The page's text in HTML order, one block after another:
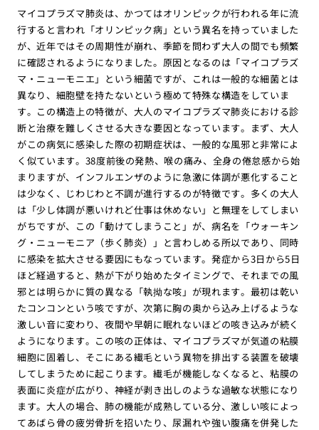
マイコプラズマ肺炎は、かつてはオリンピックが行われる年に流
行すると言われ「オリンピック病」という異名を持っていました
が、近年ではその周期性が崩れ、季節を問わず大人の間でも頻繁
に確認されるようになりました。原因となるのは「マイコプラズ
マ・ニューモニエ」という細菌ですが、これは一般的な細菌とは
異なり、細胞壁を持たないという極めて特殊な構造をしていま
す。この構造上の特徴が、大人のマイコプラズマ肺炎における診
断と治療を難しくさせる大きな要因となっています。まず、大人
がこの病気に感染した際の初期症状は、一般的な風邪と非常によ
く似ています。38度前後の発熱、喉の痛み、全身の倦怠感から始
まりますが、インフルエンザのように急激に体調が悪化すること
は少なく、じわじわと不調が進行するのが特徴です。多くの大人
は「少し体調が悪いけれど仕事は休めない」と無理をしてしまい
がちですが、この「動けてしまうこと」が、病名を「ウォーキン
グ・ニューモニア（歩く肺炎）」と言わしめる所以であり、同時
に感染を拡大させる要因にもなっています。発症から3日から5日
ほど経過すると、熱が下がり始めたタイミングで、それまでの風
邪とは明らかに質の異なる「執拗な咳」が現れます。最初は乾い
たコンコンという咳ですが、次第に胸の奥から込み上げるような
激しい音に変わり、夜間や早朝に眠れないほどの咳き込みが続く
ようになります。この咳の正体は、マイコプラズマが気道の粘膜
細胞に固着し、そこにある繊毛という異物を排出する装置を破壊
してしまうために起こります。繊毛が機能しなくなると、粘膜の
表面に炎症が広がり、神経が剥き出しのような過敏な状態になり
ます。大人の場合、肺の機能が成熟している分、激しい咳によっ
てあばら骨の疲労骨折を招いたり、尿漏れや強い腹痛を併発した